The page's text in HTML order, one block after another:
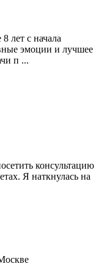
лет с начала
эмоции и лучшее
п ...
консультацию
Я наткнулась на